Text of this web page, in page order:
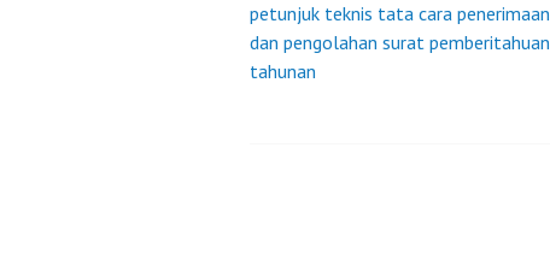
navigation
petunjuk teknis tata cara penerimaan
dan pengolahan surat pemberitahuan
tahunan